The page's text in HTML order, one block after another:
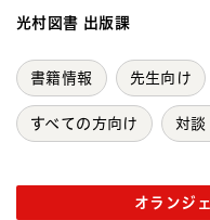
光村図書 出版課
書籍情報 先生向け
すべての方向け 対談
オランジ